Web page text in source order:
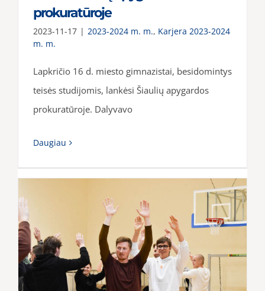
prokuratūroje
2023-11-17 | 2023-2024 m. m., Karjera 2023-2024
m. m.
Lapkričio 16 d. miesto gimnazistai, besidomintys
teisės studijomis, lankėsi Šiaulių apygardos
prokuratūroje. Dalyvavo
Daugiau